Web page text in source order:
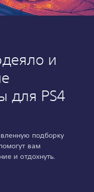
и
для PS4
подборку
вам
и отдохнуть.